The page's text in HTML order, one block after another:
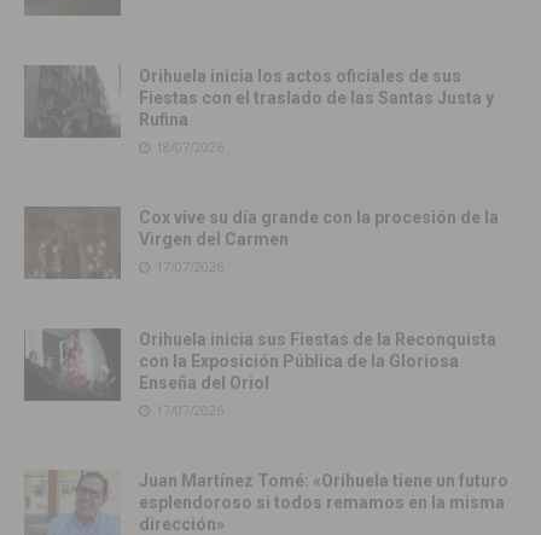
Orihuela inicia los actos oficiales de sus
Fiestas con el traslado de las Santas Justa y
Rufina
18/07/2026
Cox vive su día grande con la procesión de la
Virgen del Carmen
17/07/2026
Orihuela inicia sus Fiestas de la Reconquista
con la Exposición Pública de la Gloriosa
Enseña del Oriol
17/07/2026
Juan Martínez Tomé: «Orihuela tiene un futuro
esplendoroso si todos remamos en la misma
dirección»